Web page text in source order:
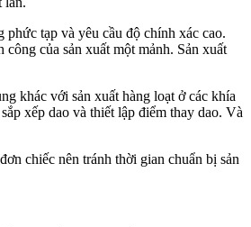
phức tạp và yêu cầu độ chính xác cao.
của sản xuất một mảnh. Sản xuất
khác với sản xuất hàng loạt ở các khía
xếp dao và thiết lập điểm thay dao. Và
chiếc nên tránh thời gian chuẩn bị sản